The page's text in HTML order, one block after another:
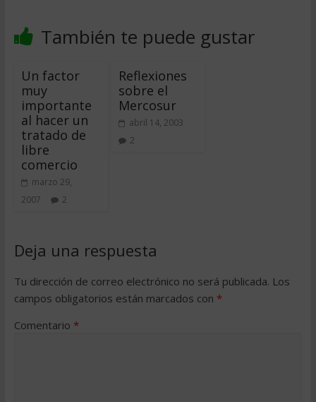
También te puede gustar
Un factor
muy
importante
al hacer un
tratado de
libre
comercio
marzo 29,
2007
2
Reflexiones
sobre el
Mercosur
abril 14, 2003
2
Deja una respuesta
Tu dirección de correo electrónico no será publicada. Los
campos obligatorios están marcados con *
Comentario *